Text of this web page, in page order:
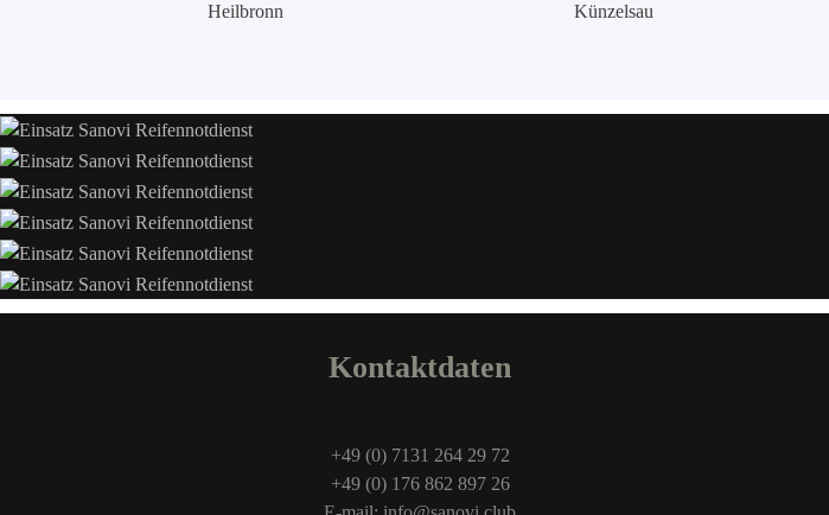
Heilbronn
Künzelsau
Kontaktdaten
+49 (0) 7131 264 29 72
+49 (0) 176 862 897 26